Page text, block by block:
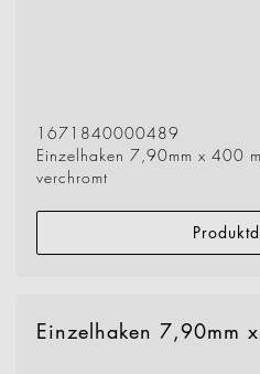
1671840000489
Einzelhaken 7,90mm x 400
verchromt
Einzelhaken 7,90mm